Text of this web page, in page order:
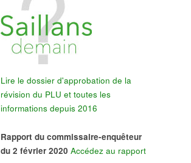
Lire le dossier d'approbation de la
révision du PLU et toutes les
informations depuis 2016
Rapport du commissaire-enquêteur
du 2 février 2020 Accédez au rapport